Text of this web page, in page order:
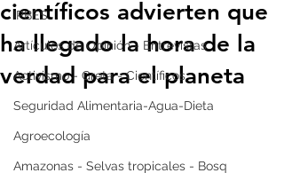
IPBES
Artículos de Opinión - Entrevistas
Activismo - Greta - Científicos
Seguridad Alimentaria-Agua-Dieta
Agroecología
Amazonas - Selvas tropicales - Bosq
científicos advierten que
ha llegado la hora de la
verdad para el planeta